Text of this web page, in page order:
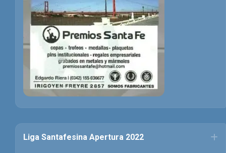
Liga Santafesina Apertura 2022